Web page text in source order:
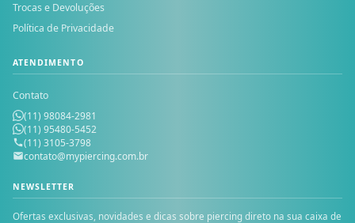
Trocas e Devoluções
Política de Privacidade
ATENDIMENTO
Contato
(11) 98084-2981
(11) 95480-5452
(11) 3105-3798
contato@mypiercing.com.br
NEWSLETTER
Ofertas exclusivas, novidades e dicas sobre piercing direto na sua caixa de